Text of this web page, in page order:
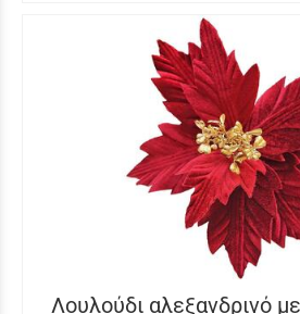
Λουλούδι αλεξανδρινό